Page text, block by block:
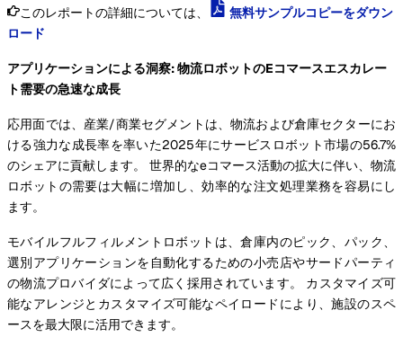
このレポートの詳細については、
無料サンプルコピーをダウン
ロード
アプリケーションによる洞察: 物流ロボットのEコマースエスカレー
ト需要の急速な成長
応用面では、産業/商業セグメントは、物流および倉庫セクターにお
ける強力な成長率を率いた2025年にサービスロボット市場の56.7%
のシェアに貢献します。 世界的なeコマース活動の拡大に伴い、物流
ロボットの需要は大幅に増加し、効率的な注文処理業務を容易にし
ます。
モバイルフルフィルメントロボットは、倉庫内のピック、パック、
選別アプリケーションを自動化するための小売店やサードパーティ
の物流プロバイダによって広く採用されています。 カスタマイズ可
能なアレンジとカスタマイズ可能なペイロードにより、施設のスペ
ースを最大限に活用できます。